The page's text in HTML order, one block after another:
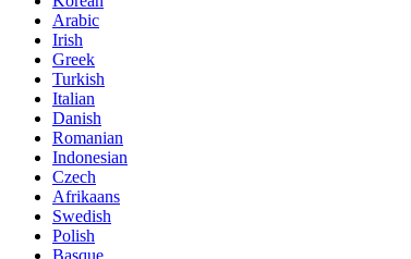
Arabic
Irish
Greek
Turkish
Italian
Danish
Romanian
Indonesian
Czech
Afrikaans
Swedish
Polish